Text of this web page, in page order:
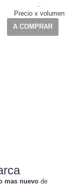
..
Precio x volumen
A COMPRAR
mas nuevo de